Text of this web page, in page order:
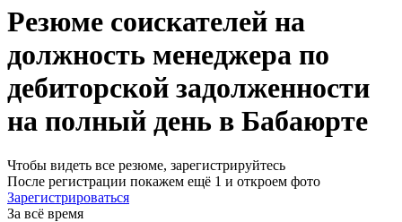
Резюме соискателей на
должность менеджера по
дебиторской задолженности
на полный день в Бабаюрте
Чтобы видеть все резюме, зарегистрируйтесь
После регистрации покажем ещё 1 и откроем фото
Зарегистрироваться
За всё время